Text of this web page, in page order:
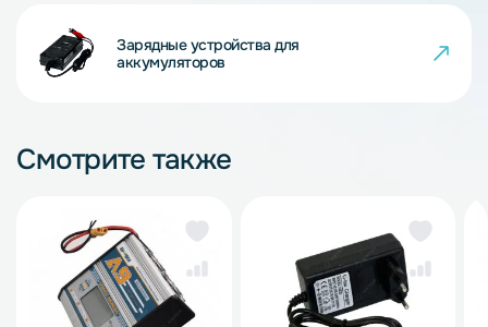
Зарядные устройства для
аккумуляторов
Смотрите также